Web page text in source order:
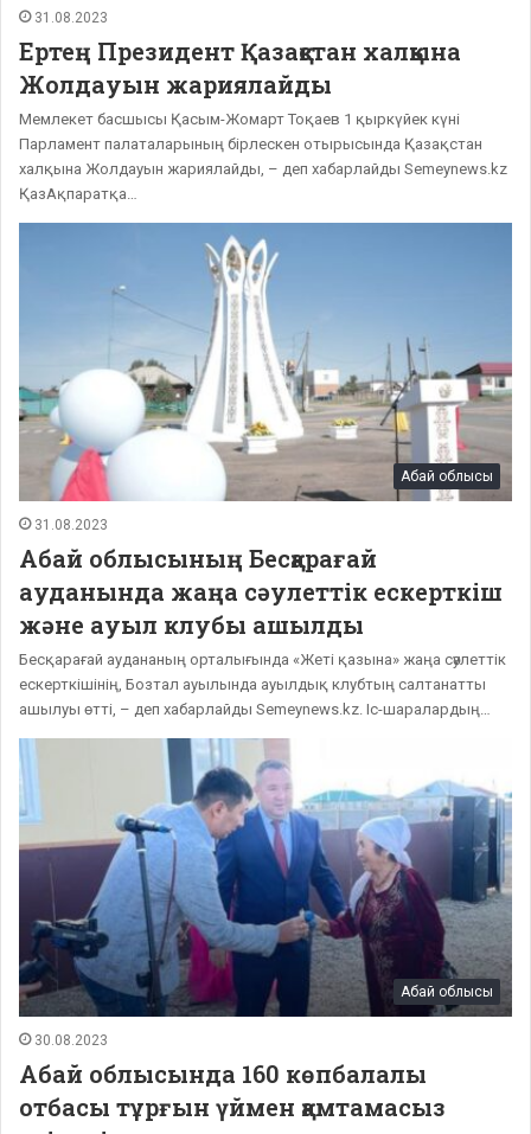
31.08.2023
Ертең Президент Қазақстан халқына
Жолдауын жариялайды
Мемлекет басшысы Қасым-Жомарт Тоқаев 1 қыркүйек күні
Парламент палаталарының бірлескен отырысында Қазақстан
халқына Жолдауын жариялайды, – деп хабарлайды Semeynews.kz
ҚазАқпаратқа…
Абай облысы
31.08.2023
Абай облысының Бесқарағай
ауданында жаңа сәулеттік ескерткіш
және ауыл клубы ашылды
Бесқарағай аудананың орталығында «Жеті қазына» жаңа сәулеттік
ескерткішінің, Бозтал ауылында ауылдық клубтың салтанатты
ашылуы өтті, – деп хабарлайды Semeynews.kz. Іс-шаралардың…
Абай облысы
30.08.2023
Абай облысында 160 көпбалалы
отбасы тұрғын үймен қамтамасыз